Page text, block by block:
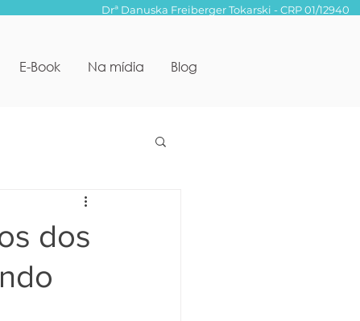
Drª Danuska Freiberger Tokarski - CRP 01/12940
E-Book Na mídia Blog
dos